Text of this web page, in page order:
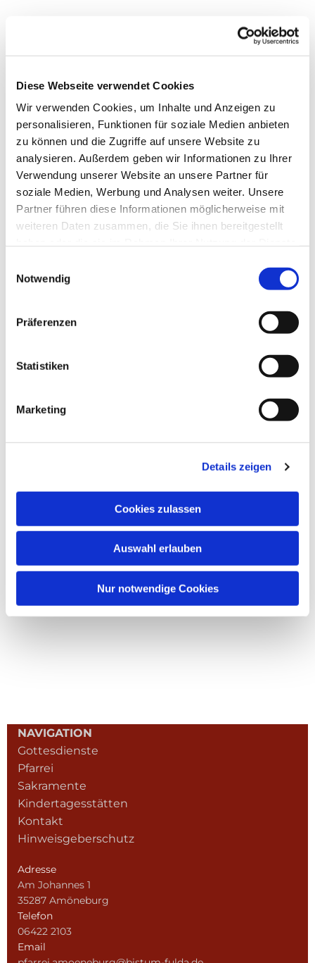
Diese Webseite verwendet Cookies
Wir verwenden Cookies, um Inhalte und Anzeigen zu
personalisieren, Funktionen für soziale Medien anbieten
zu können und die Zugriffe auf unsere Website zu
analysieren. Außerdem geben wir Informationen zu Ihrer
Verwendung unserer Website an unsere Partner für
soziale Medien, Werbung und Analysen weiter. Unsere
Partner führen diese Informationen möglicherweise mit
weiteren Daten zusammen, die Sie ihnen bereitgestellt
Notwendig
Präferenzen
Statistiken
Marketing
Details zeigen
Cookies zulassen
Auswahl erlauben
Nur notwendige Cookies
Dies könnte Sie auch
NAVIGATION
Gottesdienste
Pfarrei
Sakramente
Kindertagesstätten
Kontakt
Hinweisgeberschutz
Adresse
Am Johannes 1
35287 Amöneburg
Telefon
06422 2103
Email